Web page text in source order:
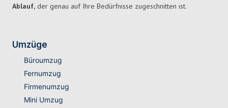
Ablauf, der genau auf Ihre Bedürfnisse zugeschnitten ist.
Umzüge
Büroumzug
Fernumzug
Firmenumzug
Mini Umzug